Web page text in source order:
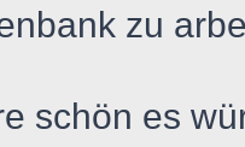
zu
schön es